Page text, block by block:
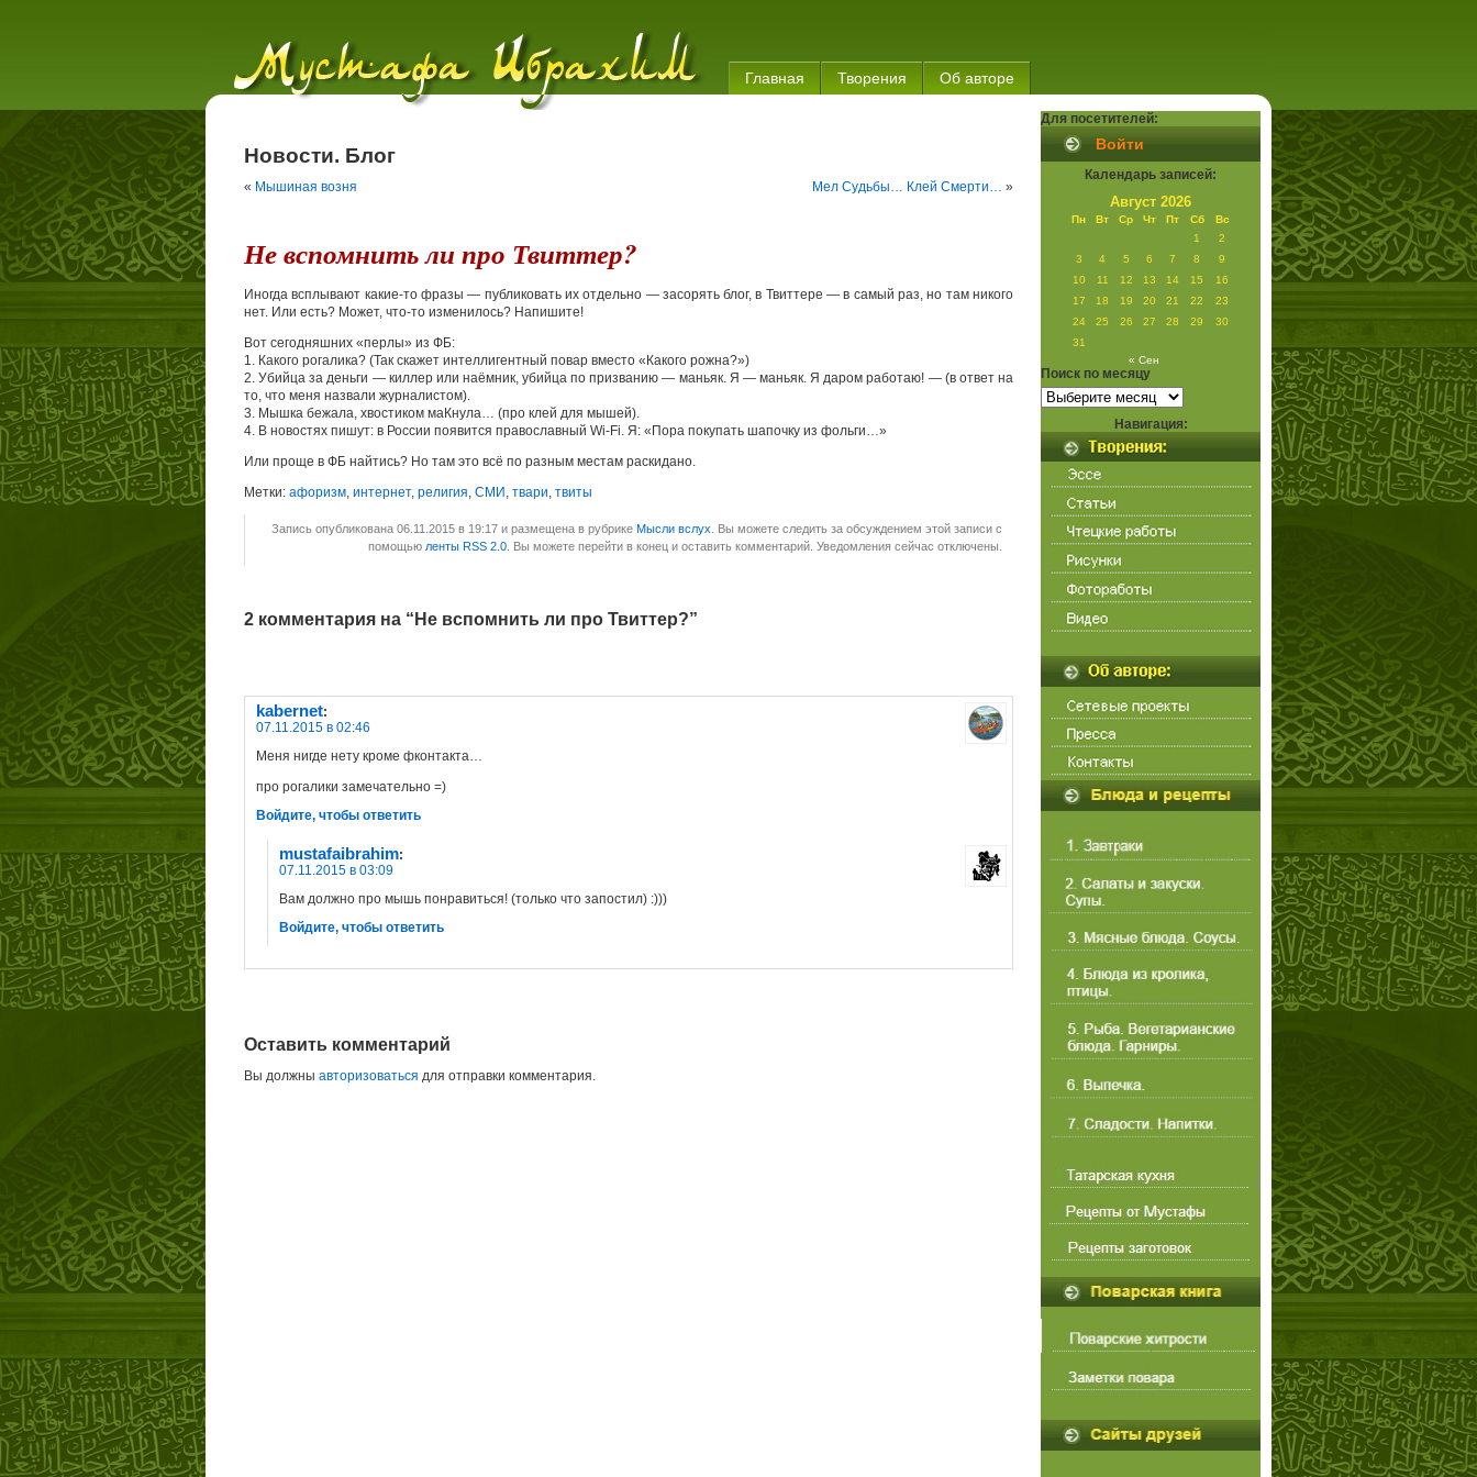
Главная Творения Об авторе
Новости. Блог
« Мышиная возня Мел Судьбы… Клей Смерти… »
Не вспомнить ли про Твиттер?
Иногда всплывают какие-то фразы — публиковать их отдельно — засорять блог, в Твиттере — в самый раз, но там никого
нет. Или есть? Может, что-то изменилось? Напишите!
Вот сегодняшних «перлы» из ФБ:
1. Какого рогалика? (Так скажет интеллигентный повар вместо «Какого рожна?»)
2. Убийца за деньги — киллер или наёмник, убийца по призванию — маньяк. Я — маньяк. Я даром работаю! — (в ответ на
то, что меня назвали журналистом).
3. Мышка бежала, хвостиком маКнула… (про клей для мышей).
4. В новостях пишут: в России появится православный Wi-Fi. Я: «Пора покупать шапочку из фольги…»
Или проще в ФБ найтись? Но там это всё по разным местам раскидано.
Метки: афоризм, интернет, религия, СМИ , твари, твиты
Запись опубликована 06.11.2015 в 19:17 и размещена в рубрике Мысли вслух . Вы можете следить за обсуждением этой записи с
помощью ленты RSS 2.0 . Вы можете перейти в конец и оставить комментарий. Уведомления сейчас отключены.
2 комментария на “Не вспомнить ли про Твиттер?”
kabernet:
07.11.2015 в 02:46
Меня нигде нету кроме фконтакта…
про рогалики замечательно =)
Войдите, чтобы ответить
mustafaibrahim:
07.11.2015 в 03:09
Вам должно про мышь понравиться! (только что запостил) :)))
Войдите, чтобы ответить
Оставить комментарий
Вы должны авторизоваться для отправки комментария.
Для посетителей:
Войти
Календарь записей:
Август 2026
Пн Вт Ср Чт Пт Сб
Вс
1
2
3
4 5 6 7 8
9
10
11 12 13 14 15
16
17
18 19 20 21 22
23
24
25 26 27 28 29
30
31
« Сен
Поиск по месяцу
Поиск
по
месяцу
Навигация: